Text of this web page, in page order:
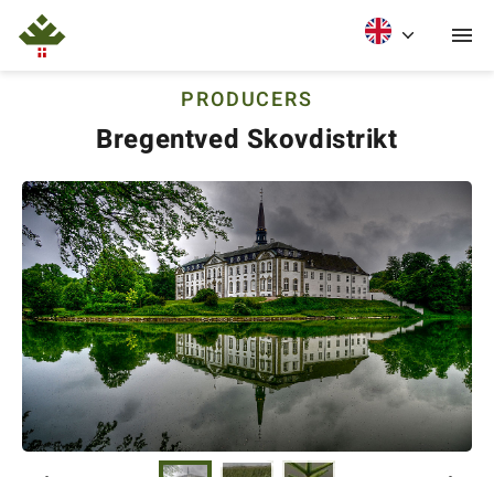
PRODUCERS
Bregentved Skovdistrikt